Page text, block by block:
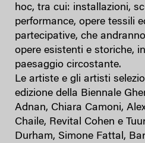
hoc, tra cui: installazioni,
performance, opere tessili
partecipative, che
opere esistenti e storiche,
paesaggio circostante.
Le artiste e gli artisti
edizione della Biennale
Adnan, Chiara Camoni,
Chaile, Revital Cohen e
Durham, Simone Fattal,